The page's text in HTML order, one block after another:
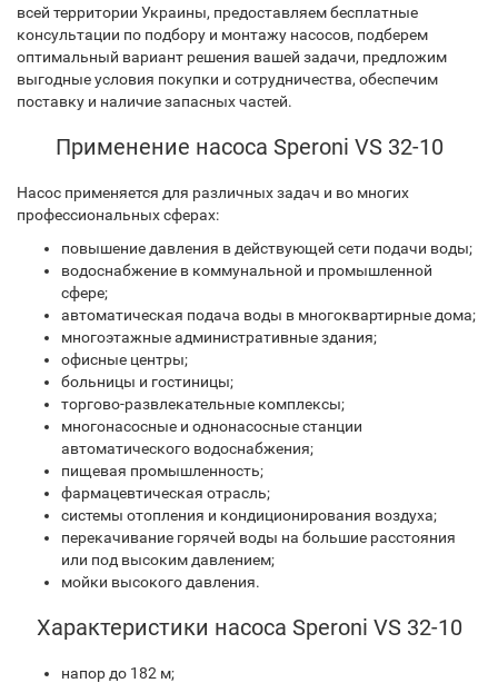
всей территории Украины, предоставляем бесплатные
консультации по подбору и монтажу насосов, подберем
оптимальный вариант решения вашей задачи, предложим
выгодные условия покупки и сотрудничества, обеспечим
поставку и наличие запасных частей.
Применение насоса Speroni VS 32-10
Насос применяется для различных задач и во многих
профессиональных сферах:
повышение давления в действующей сети подачи воды;
водоснабжение в коммунальной и промышленной
сфере;
автоматическая подача воды в многоквартирные дома;
многоэтажные административные здания;
офисные центры;
больницы и гостиницы;
торгово-развлекательные комплексы;
многонасосные и однонасосные станции
автоматического водоснабжения;
пищевая промышленность;
фармацевтическая отрасль;
системы отопления и кондиционирования воздуха;
перекачивание горячей воды на большие расстояния
или под высоким давлением;
мойки высокого давления.
Характеристики насоса Speroni VS 32-10
напор до 182 м;